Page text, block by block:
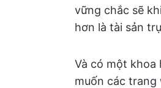
vững chắc sẽ
hơn là tài sản
Và có một khoa
muốn các trang